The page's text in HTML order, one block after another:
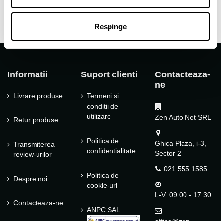
Respinge
Informatii
Livrare produse
Retur produse
Transmiterea
review-urilor
Despre noi
Contacteaza-ne
Suport clienti
Termeni si
conditii de
utilizare
Politica de
confidentialitate
Politica de
cookie-uri
ANPC SAL
Contacteaza-
ne
Zen Auto Net SRL
Ghica Plaza, i-3,
Sector 2
021 555 1585
L-V: 09:00 - 17:30